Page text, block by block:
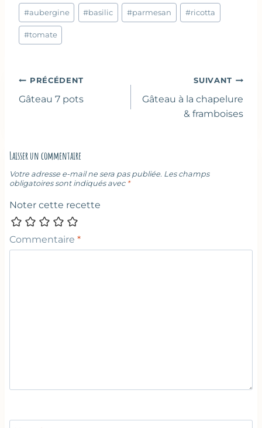
Étiquettes
de
la
#aubergine #basilic #parmesan #ricotta
#tomate
Navigation
de
PRÉCÉDENT
Gâteau 7 pots
SUIVANT
Gâteau à la chapelure
& framboises
Laisser un commentaire
Votre adresse e-mail ne sera pas publiée. Les champs
obligatoires sont indiqués avec *
Noter cette recette
Commentaire *